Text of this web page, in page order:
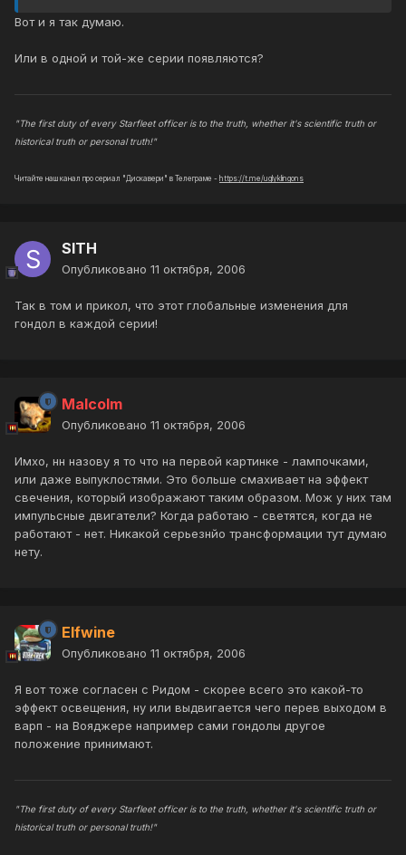
Вот и я так думаю.
Или в одной и той-же серии появляются?
"The first duty of every Starfleet officer is to the truth, whether it's scientific truth or
historical truth or personal truth!"
Читайте наш канал про сериал "Дискавери" в Телеграме - https://t.me/uglyklingons
SITH
Опубликовано 11 октября, 2006
Так в том и прикол, что этот глобальные изменения для
гондол в каждой серии!
Malcolm
Опубликовано 11 октября, 2006
Имхо, нн назову я то что на первой картинке - лампочками,
или даже выпуклостями. Это больше смахивает на эффект
свечения, который изображают таким образом. Мож у них там
импульсные двигатели? Когда работаю - светятся, когда не
работают - нет. Никакой серьезнйо трансформации тут думаю
нету.
Elfwine
Опубликовано 11 октября, 2006
Я вот тоже согласен с Ридом - скорее всего это какой-то
эффект освещения, ну или выдвигается чего перев выходом в
варп - на Вояджере например сами гондолы другое
положение принимают.
"The first duty of every Starfleet officer is to the truth, whether it's scientific truth or
historical truth or personal truth!"